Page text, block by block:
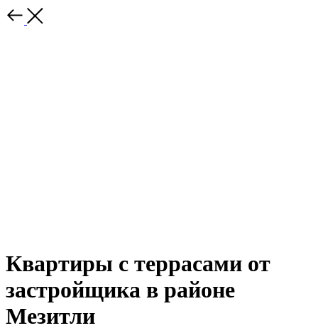
Квартиры с террасами от
застройщика в районе
Мезитли